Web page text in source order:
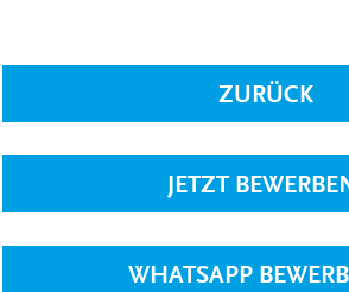
ZURÜCK
JETZT
WHATSAPP